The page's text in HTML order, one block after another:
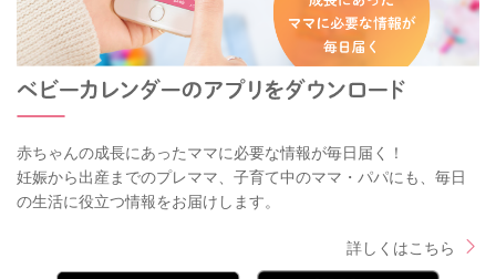
赤ちゃんの成長にあったママに必要な情報が毎日届く！
妊娠から出産までのプレママ、子育て中のママ・パパにも、毎日
の生活に役立つ情報をお届けします。
詳しくはこちら